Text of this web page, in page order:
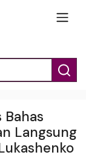
Langsung